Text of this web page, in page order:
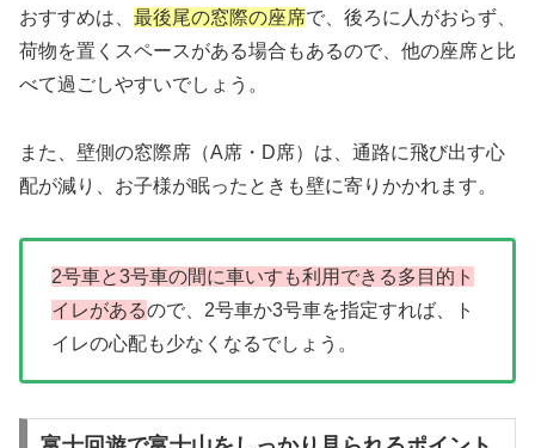
おすすめは、 最後尾の窓際の座席で、後ろに人がおらず、
荷物を置くスペースがある場合もあるので、他の座席と比
べて過ごしやすいでしょう。
また、壁側の窓際席（A席・D席）は、通路に飛び出す心
配が減り、お子様が眠ったときも壁に寄りかかれます。
2号車と3号車の間に車いすも利用できる多目的ト
イレがあるので、2号車か3号車を指定すれば、ト
イレの心配も少なくなるでしょう。